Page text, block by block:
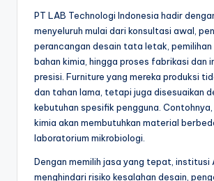
PT LAB Technologi Indonesia hadir
menyeluruh mulai dari konsultasi awal,
perancangan desain tata letak,
bahan kimia, hingga proses fabrikasi dan
presisi. Furniture yang mereka produksi
dan tahan lama, tetapi juga disesuaikan
kebutuhan spesifik pengguna.
kimia akan membutuhkan material
laboratorium mikrobiologi.
Dengan memilih jasa yang tepat, institusi
menghindari risiko kesalahan desain,